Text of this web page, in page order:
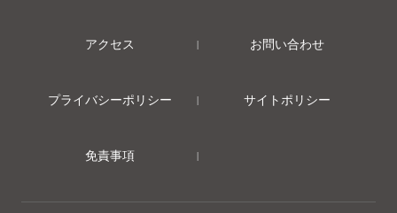
アクセス お問い合わせ
プライバシーポリシー サイトポリシー
免責事項